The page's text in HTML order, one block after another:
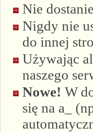
Nie
Nigdy nie
do innej
Używając
naszego
Nowe! W
się na a_